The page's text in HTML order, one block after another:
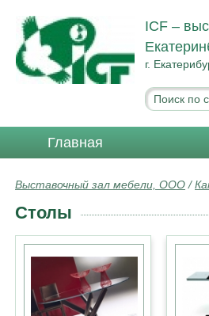
ICF –
г.
Главная
Выставочный зал мебели, ООО /
Столы